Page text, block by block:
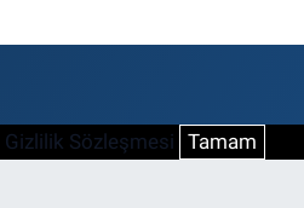
Gizlilik Sözleşmesi Tamam